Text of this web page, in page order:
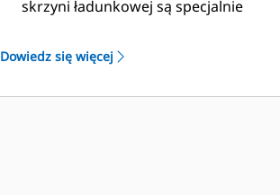
skrzyni ładunkowej są specjalnie
warunków w kopalniach
podziemnych oraz twardych
materiałów ściernych, które mają być
Dowiedz się więcej